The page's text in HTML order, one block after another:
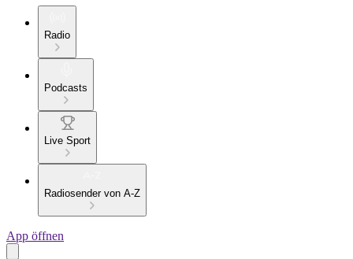
Radio
Podcasts
Live Sport
Radiosender von A-Z
App öffnen